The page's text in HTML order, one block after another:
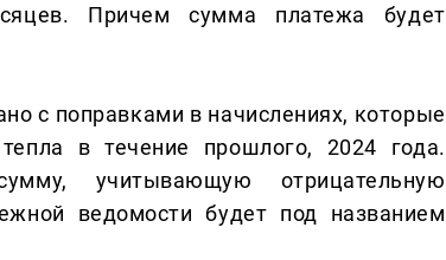
Причем сумма платежа будет
с поправками в начислениях, которые
в течение прошлого, 2024 года.
учитывающую отрицательную
ведомости будет под названием